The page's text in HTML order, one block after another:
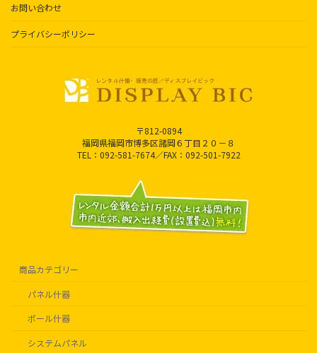
お問い合わせ
プライバシーポリシー
〒812-0894
福岡県福岡市博多区諸岡６丁目２０－８
TEL：092-581-7674／FAX：092-501-7922
商品カテゴリー
パネル什器
ポール什器
システムパネル